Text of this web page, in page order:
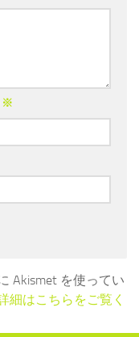
※
Akismet を使ってい
細はこちらをご覧く